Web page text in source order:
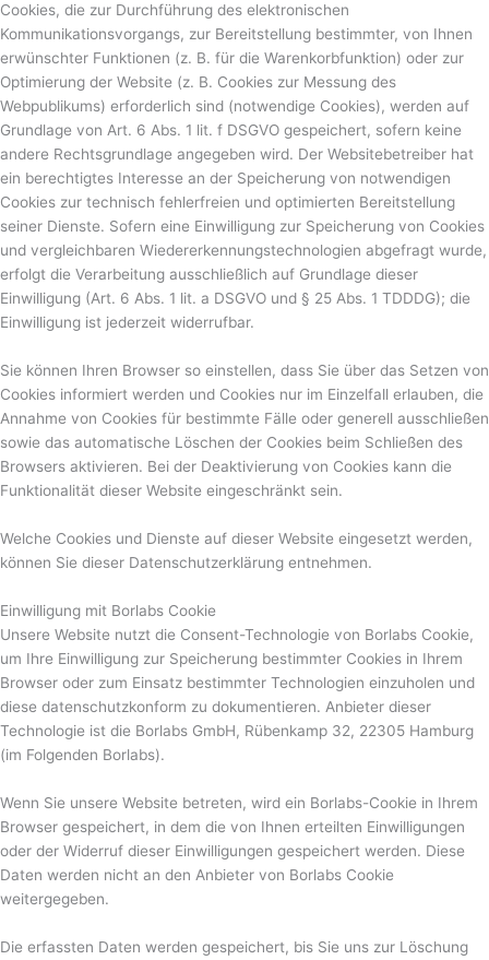
Cookies, die zur Durchführung des elektronischen
Kommunikationsvorgangs, zur Bereitstellung bestimmter, von Ihnen
erwünschter Funktionen (z. B. für die Warenkorbfunktion) oder zur
Optimierung der Website (z. B. Cookies zur Messung des
Webpublikums) erforderlich sind (notwendige Cookies), werden auf
Grundlage von Art. 6 Abs. 1 lit. f DSGVO gespeichert, sofern keine
andere Rechtsgrundlage angegeben wird. Der Websitebetreiber hat
ein berechtigtes Interesse an der Speicherung von notwendigen
Cookies zur technisch fehlerfreien und optimierten Bereitstellung
seiner Dienste. Sofern eine Einwilligung zur Speicherung von Cookies
und vergleichbaren Wiedererkennungstechnologien abgefragt wurde,
erfolgt die Verarbeitung ausschließlich auf Grundlage dieser
Einwilligung (Art. 6 Abs. 1 lit. a DSGVO und § 25 Abs. 1 TDDDG); die
Einwilligung ist jederzeit widerrufbar.
Sie können Ihren Browser so einstellen, dass Sie über das Setzen von
Cookies informiert werden und Cookies nur im Einzelfall erlauben, die
Annahme von Cookies für bestimmte Fälle oder generell ausschließen
sowie das automatische Löschen der Cookies beim Schließen des
Browsers aktivieren. Bei der Deaktivierung von Cookies kann die
Funktionalität dieser Website eingeschränkt sein.
Welche Cookies und Dienste auf dieser Website eingesetzt werden,
können Sie dieser Datenschutzerklärung entnehmen.
Einwilligung mit Borlabs Cookie
Unsere Website nutzt die Consent-Technologie von Borlabs Cookie,
um Ihre Einwilligung zur Speicherung bestimmter Cookies in Ihrem
Browser oder zum Einsatz bestimmter Technologien einzuholen und
diese datenschutzkonform zu dokumentieren. Anbieter dieser
Technologie ist die Borlabs GmbH, Rübenkamp 32, 22305 Hamburg
(im Folgenden Borlabs).
Wenn Sie unsere Website betreten, wird ein Borlabs-Cookie in Ihrem
Browser gespeichert, in dem die von Ihnen erteilten Einwilligungen
oder der Widerruf dieser Einwilligungen gespeichert werden. Diese
Daten werden nicht an den Anbieter von Borlabs Cookie
weitergegeben.
Die erfassten Daten werden gespeichert, bis Sie uns zur Löschung